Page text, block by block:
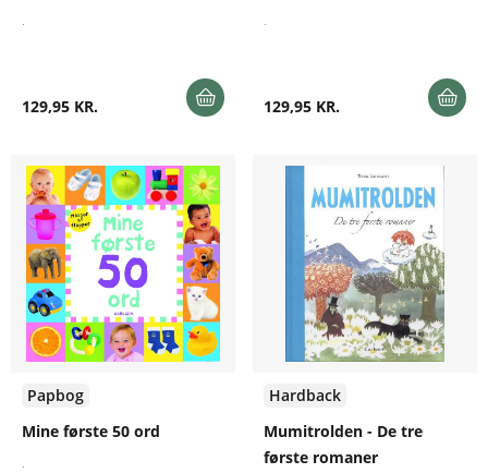
.
129,95 KR.
.
129,95 KR.
Papbog
Mine første 50 ord
.
Hardback
Mumitrolden - De tre
første romaner